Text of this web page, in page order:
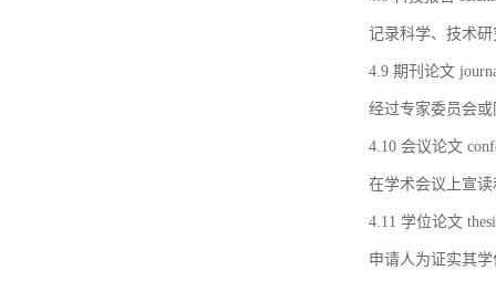
记录科学、技术
4.9 期刊论文
经过专家委员会
4.10 会议论文
在学术会议上宣
4.11 学位论文
申请人为证实其